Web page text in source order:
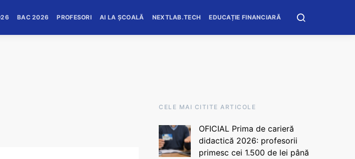
BAC 2026 PROFESORI AI LA ȘCOALĂ NEXTLAB.TECH EDUCAȚIE FINANCIARĂ
CELE MAI CITITE ARTICOLE
OFICIAL Prima de carieră
didactică 2026: profesorii
primesc cei 1.500 de lei până